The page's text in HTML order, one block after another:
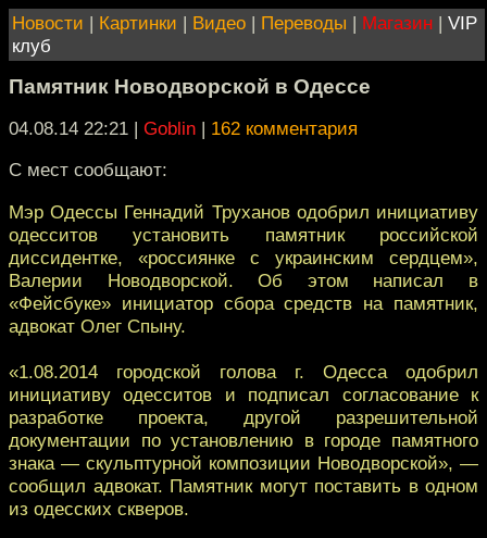
Новости | Картинки | Видео | Переводы | Магазин | VIP
клуб
Памятник Новодворской в Одессе
04.08.14 22:21 | Goblin | 162 комментария
С мест сообщают:
Мэр Одессы Геннадий Труханов одобрил инициативу
одесситов установить памятник российской
диссидентке, «россиянке с украинским сердцем»,
Валерии Новодворской. Об этом написал в
«Фейсбуке» инициатор сбора средств на памятник,
адвокат Олег Спыну.
«1.08.2014 городской голова г. Одесса одобрил
инициативу одесситов и подписал согласование к
разработке проекта, другой разрешительной
документации по установлению в городе памятного
знака — скульптурной композиции Новодворской», —
сообщил адвокат. Памятник могут поставить в одном
из одесских скверов.